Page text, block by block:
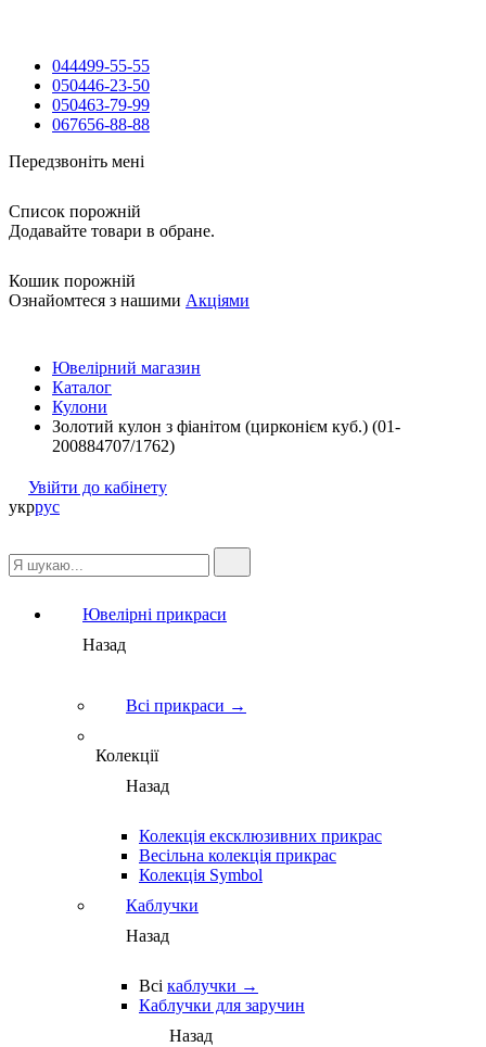
044499-55-55
050446-23-50
050463-79-99
067656-88-88
Передзвоніть мені
Список порожній
Додавайте товари в обране.
Кошик порожній
Ознайомтеся з нашими Акціями
Ювелірний магазин
Каталог
Кулони
Золотий кулон з фіанітом (цирконієм куб.) (01-
200884707/1762)
Увійти до кабінету
укррус
Ювелірні прикраси
Назад
Всі прикраси →
Колекції
Назад
Колекція ексклюзивних прикрас
Весільна колекція прикрас
Колекція Symbol
Каблучки
Назад
Всі каблучки →
Каблучки для заручин
Назад